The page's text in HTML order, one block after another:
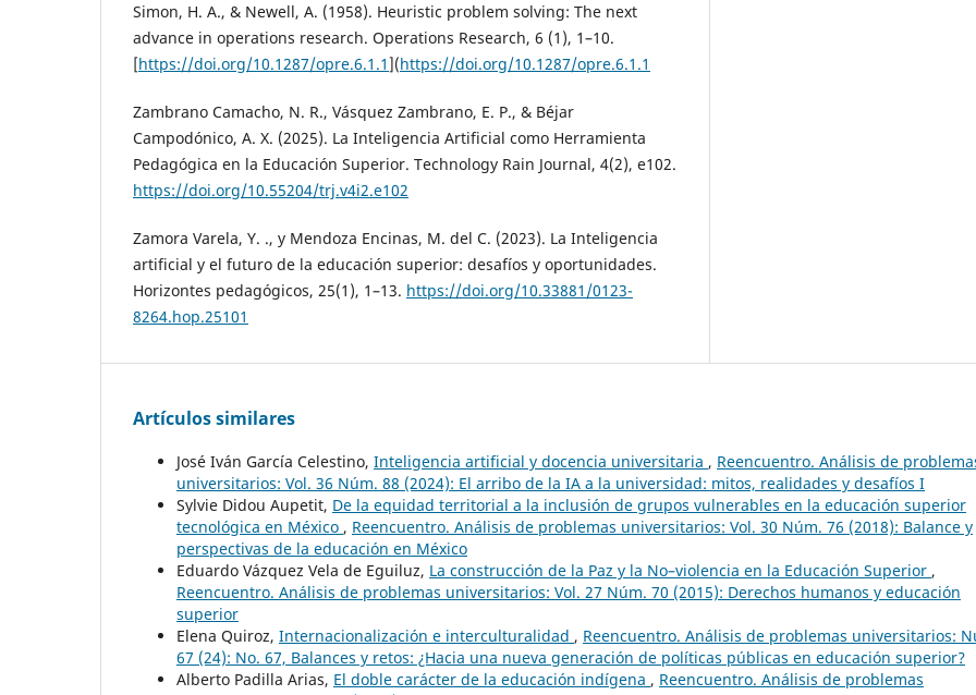
Simon, H. A., & Newell, A. (1958). Heuristic problem solving: The next
advance in operations research. Operations Research, 6 (1), 1–10.
[https://doi.org/10.1287/opre.6.1.1](https://doi.org/10.1287/opre.6.1.1
Zambrano Camacho, N. R., Vásquez Zambrano, E. P., & Béjar
Campodónico, A. X. (2025). La Inteligencia Artificial como Herramienta
Pedagógica en la Educación Superior. Technology Rain Journal, 4(2), e102.
https://doi.org/10.55204/trj.v4i2.e102
Zamora Varela, Y. ., y Mendoza Encinas, M. del C. (2023). La Inteligencia
artificial y el futuro de la educación superior: desafíos y oportunidades.
Horizontes pedagógicos, 25(1), 1–13. https://doi.org/10.33881/0123-
8264.hop.25101
Artículos similares
José Iván García Celestino, Inteligencia artificial y docencia universitaria , Reencuentro. Análisis de
universitarios: Vol. 36 Núm. 88 (2024): El arribo de la IA a la universidad: mitos, realidades y desafíos I
Sylvie Didou Aupetit, De la equidad territorial a la inclusión de grupos vulnerables en la educación superior
tecnológica en México , Reencuentro. Análisis de problemas universitarios: Vol. 30 Núm. 76 (2018): Balance y
perspectivas de la educación en México
Eduardo Vázquez Vela de Eguiluz, La construcción de la Paz y la No–violencia en la Educación Superior ,
Reencuentro. Análisis de problemas universitarios: Vol. 27 Núm. 70 (2015): Derechos humanos y educación
superior
Elena Quiroz, Internacionalización e interculturalidad , Reencuentro. Análisis de problemas universitarios:
67 (24): No. 67, Balances y retos: ¿Hacia una nueva generación de políticas públicas en educación superior?
Alberto Padilla Arias, El doble carácter de la educación indígena , Reencuentro. Análisis de problemas